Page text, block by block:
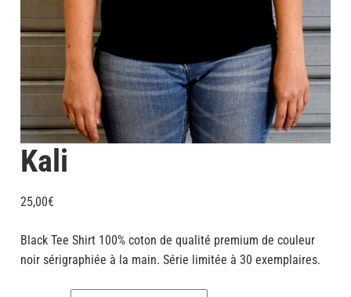
Kali
25,00€
Black Tee Shirt 100% coton de qualité premium de couleur
noir sérigraphiée à la main. Série limitée à 30 exemplaires.